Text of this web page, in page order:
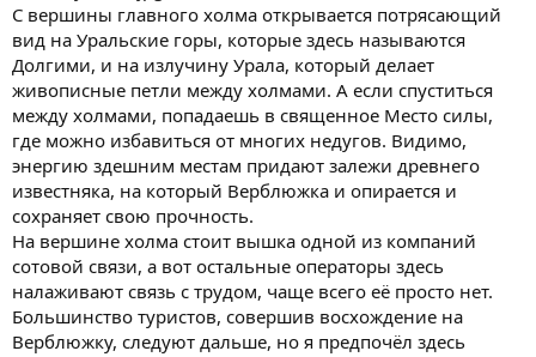
С вершины главного холма открывается потрясающий
вид на Уральские горы, которые здесь называются
Долгими, и на излучину Урала, который делает
живописные петли между холмами. А если спуститься
между холмами, попадаешь в священное Место силы,
где можно избавиться от многих недугов. Видимо,
энергию здешним местам придают залежи древнего
известняка, на который Верблюжка и опирается и
сохраняет свою прочность.
На вершине холма стоит вышка одной из компаний
сотовой связи, а вот остальные операторы здесь
налаживают связь с трудом, чаще всего её просто нет.
Большинство туристов, совершив восхождение на
Верблюжку, следуют дальше, но я предпочёл здесь